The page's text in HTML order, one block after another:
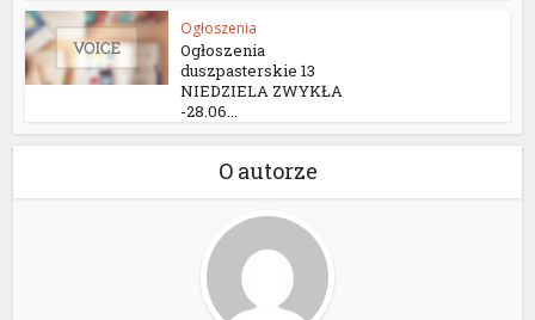
Ogłoszenia
Ogłoszenia
duszpasterskie 13
NIEDZIELA ZWYKŁA
-28.06...
O autorze